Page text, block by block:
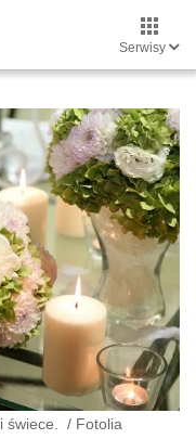
Serwisy
świece. / Fotolia